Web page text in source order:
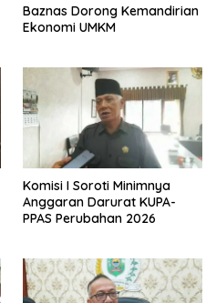
Baznas Dorong Kemandirian
Ekonomi UMKM
Komisi I Soroti Minimnya
Anggaran Darurat KUPA-
PPAS Perubahan 2026